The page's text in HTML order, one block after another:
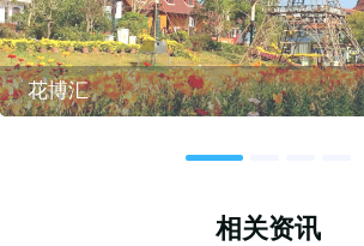
花博汇
相关资讯